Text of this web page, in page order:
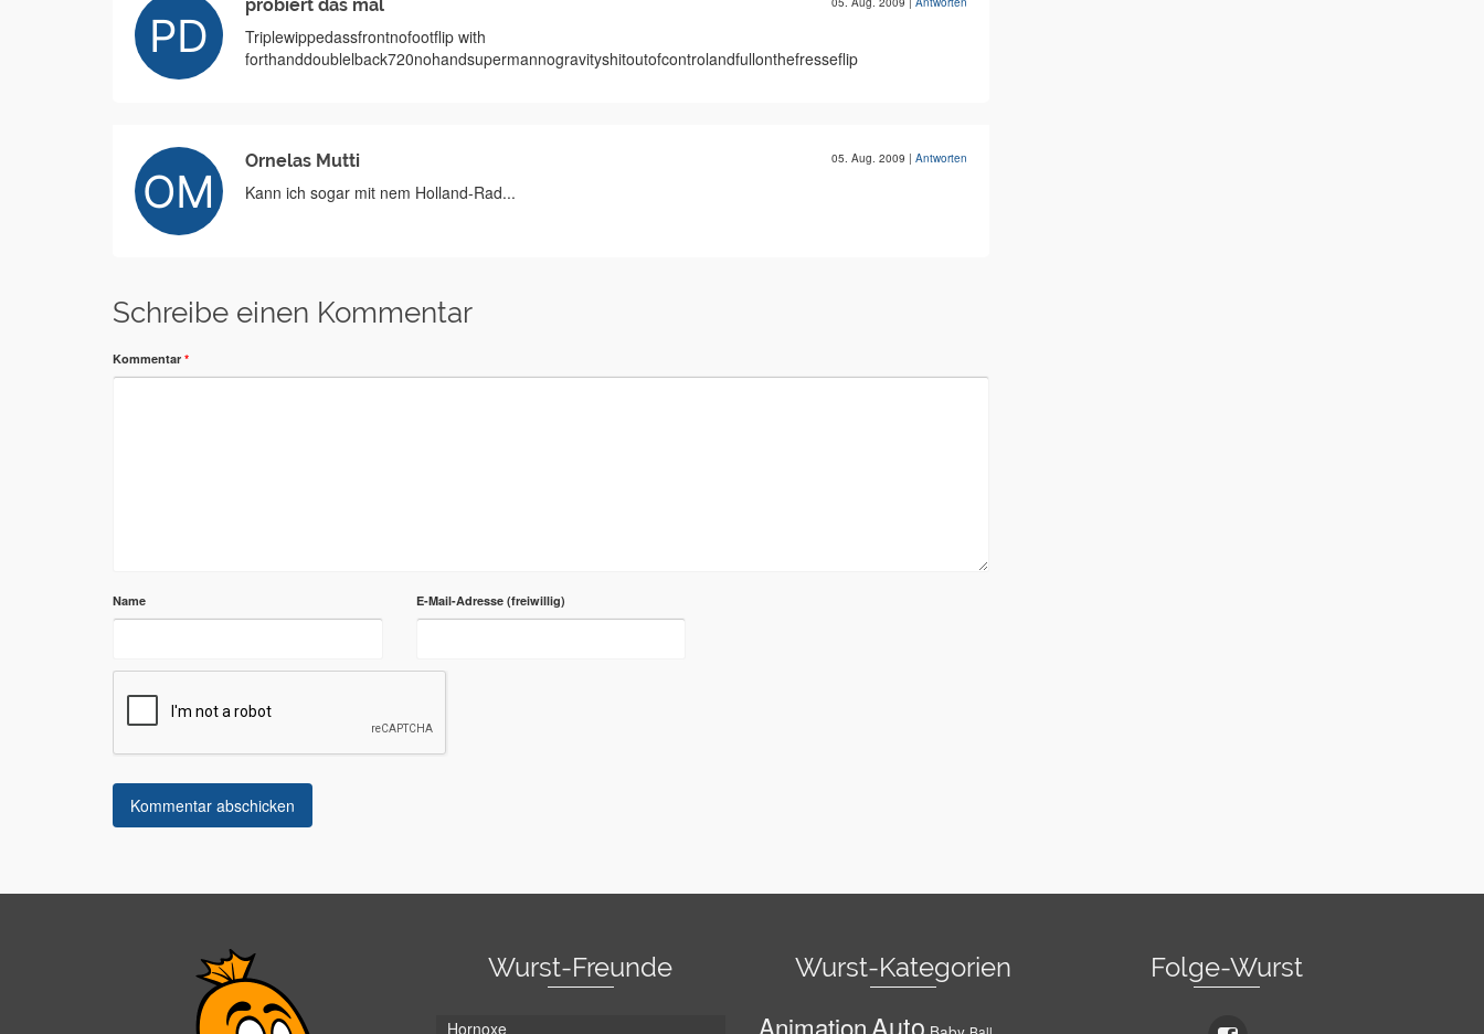
probiert das mal
Triplewippedassfrontnofootflip with
forthanddoublelback720nohandsupermannogravityshitoutofcontrolandfullonthefresseflip
Ornelas Mutti 05. Aug. 2009 | Antworten
Kann ich sogar mit nem Holland-Rad...
Schreibe einen Kommentar
Kommentar *
Name E-Mail-Adresse
Wurst-Freunde
Hornoxe
Wurst-Kategorien
AnimationAuto
Folge-Wurst